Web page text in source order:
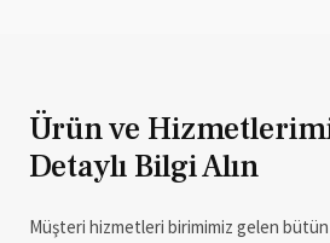
Ürün ve
Detaylı Bilgi Alın
Müşteri hizmetleri birimimiz gelen